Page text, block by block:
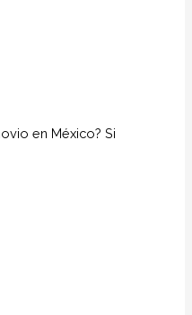
en México? Si